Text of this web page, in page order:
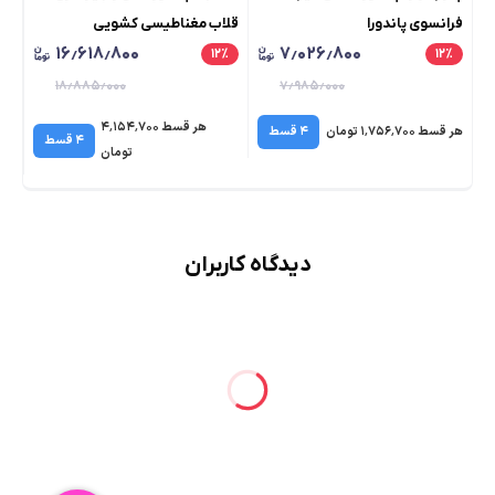
فرانسوی پاندورا
۱۲٪ ۷٫۰۲۶٫۸۰۰
۷٫۹۸۵٫۰۰۰
هر قسط ۱٬۷۵۶٬۷۰۰ تومان ۴ قسط
قلاب مغناطیسی کشویی
۱۲٪ ۱۶٫۶۱۸٫۸۰۰
۱۸٫۸۸۵٫۰۰۰
هر قسط ۴٬۱۵۴٬۷۰۰
تومان
۴ قسط
دیدگاه کاربران